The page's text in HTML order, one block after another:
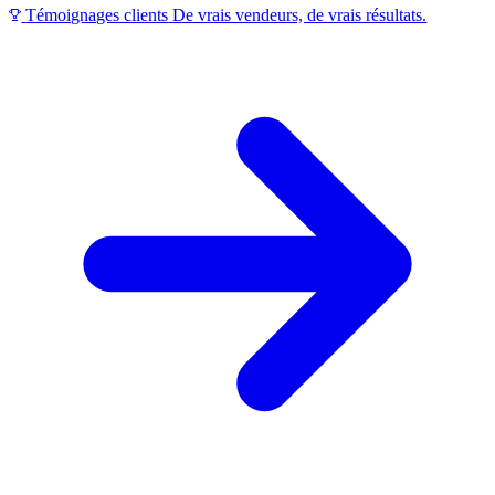
Témoignages clients De vrais vendeurs, de vrais résultats.